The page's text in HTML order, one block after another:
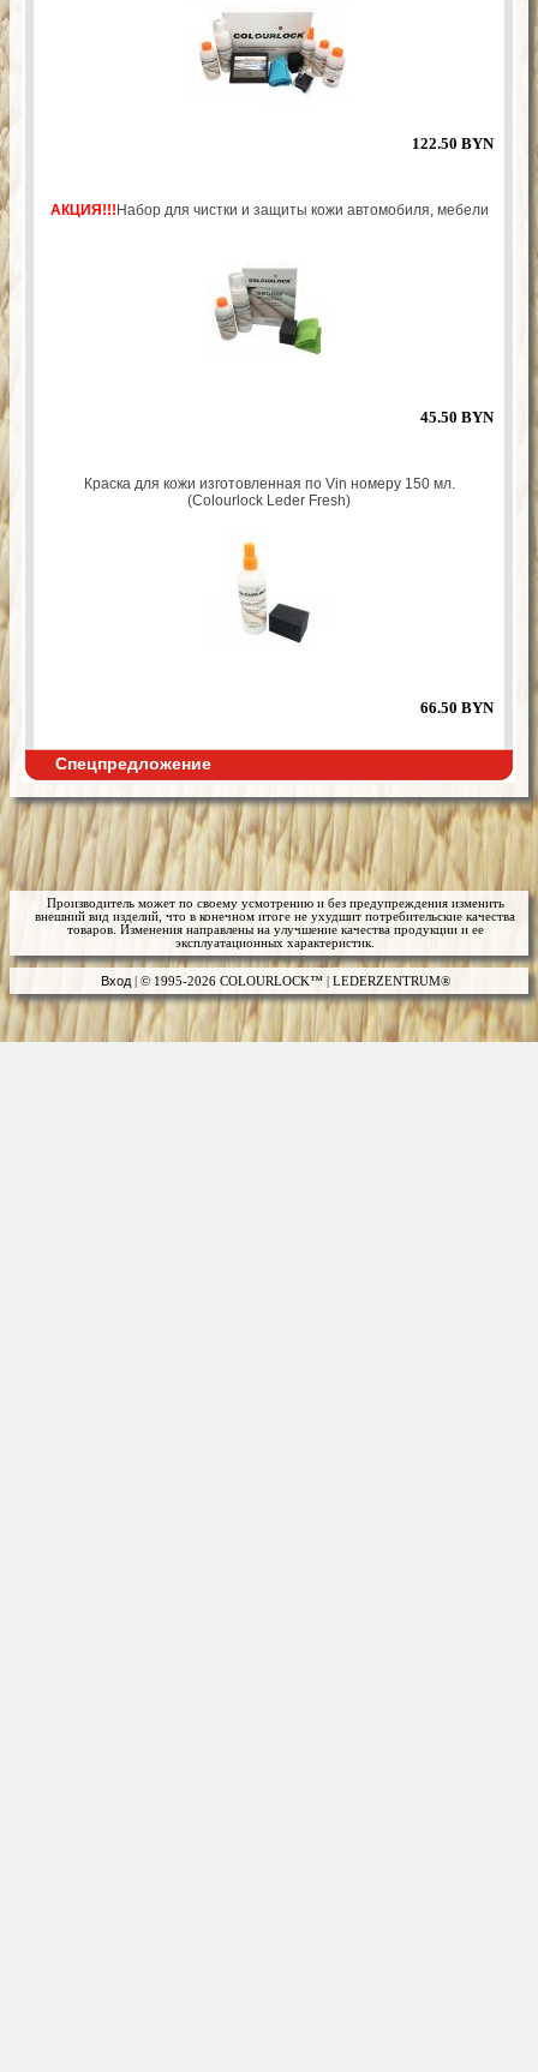
122.50 BYN
АКЦИЯ!!! Набор для чистки и защиты кожи автомобиля, мебели
45.50 BYN
Краска для кожи изготовленная по Vin номеру 150 мл.
(Colourlock Leder Fresh)
66.50 BYN
Спецпредложение
Производитель может по своему усмотрению и без предупреждения изменить
внешний вид изделий, что в конечном итоге не ухудшит потребительские качества
товаров. Изменения направлены на улучшение качества продукции и ее
эксплуатационных характеристик.
Вход| © 1995-2026 COLOURLOCK™ | LEDERZENTRUM®